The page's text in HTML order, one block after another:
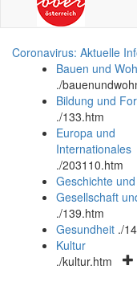
Coronavirus: Aktuelle
Bauen und
./
Bildung und
./133.htm
Europa und
Internationales
./203110.htm
Geschichte
Gesellschaft
./139.htm
Gesundheit ./
Kultur
./kultur.htm